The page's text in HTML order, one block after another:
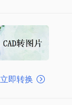
立即转换